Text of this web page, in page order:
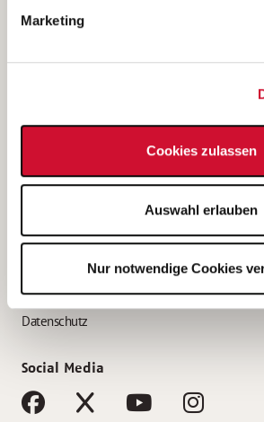
Marketing
Cookies zulassen
Auswahl erlauben
Nur notwendige Cookies
Bewerbung als Altenpflegehelfer*in
Bewerbung als Erzieher*in
AWO Gliederungen nach Bundesland
Impressum
Datenschutz
Social Media